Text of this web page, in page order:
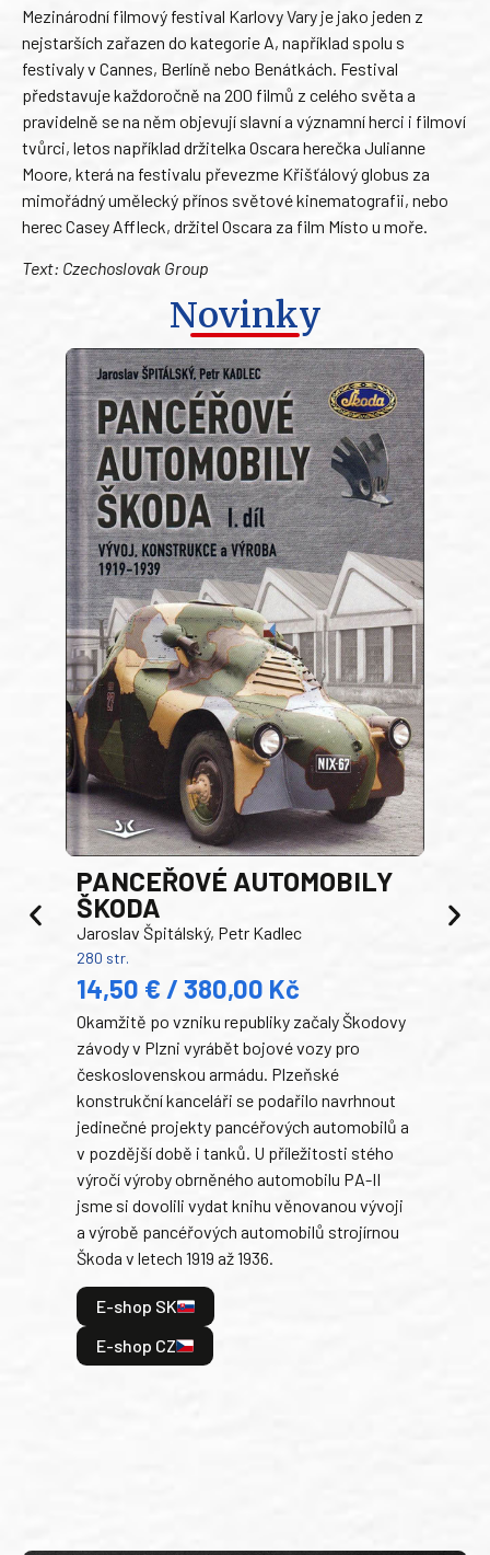
Mezinárodní filmový festival Karlovy Vary je jako jeden z
nejstarších zařazen do kategorie A, například spolu s
festivaly v Cannes, Berlíně nebo Benátkách. Festival
představuje každoročně na 200 filmů z celého světa a
pravidelně se na něm objevují slavní a významní herci i filmoví
tvůrci, letos například držitelka Oscara herečka Julianne
Moore, která na festivalu převezme Křišťálový globus za
mimořádný umělecký přínos světové kinematografii, nebo
herec Casey Affleck, držitel Oscara za film Místo u moře.
Text: Czechoslovak Group
Novinky
PANCEŘOVÉ AUTOMOBILY
ŠKODA
Jaroslav Špitálský, Petr Kadlec
280 str.
14,50 € / 380,00 Kč
Okamžitě po vzniku republiky začaly Škodovy
závody v Plzni vyrábět bojové vozy pro
československou armádu. Plzeňské
konstrukční kanceláři se podařilo navrhnout
jedinečné projekty pancéřových automobilů a
v pozdější době i tanků. U příležitosti stého
výročí výroby obrněného automobilu PA-II
jsme si dovolili vydat knihu věnovanou vývoji
a výrobě pancéřových automobilů strojírnou
Škoda v letech 1919 až 1936.
E-shop SK
E-shop CZ